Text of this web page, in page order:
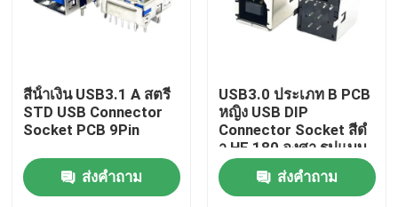
สีน้ําเงิน USB3.1 A สตรี
STD USB Connector
Socket PCB 9Pin
ส่งคำถาม
USB3.0 ประเภท B PCB
หญิง USB DIP
Connector Socket สีดํ
า HF 180 องศา รูปแบบ
T
ส่งคำถาม